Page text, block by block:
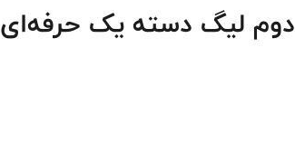
لیگ دسته یک حرفه‌ای